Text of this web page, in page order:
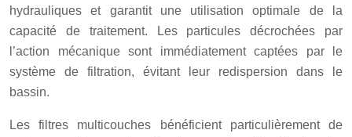
hydrauliques et garantit une utilisation optimale de la
capacité de traitement. Les particules décrochées par
l’action mécanique sont immédiatement captées par le
système de filtration, évitant leur redispersion dans le
bassin.
Les filtres multicouches bénéficient particulièrement de